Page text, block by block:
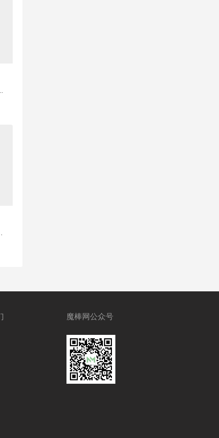
魔棒网公众号